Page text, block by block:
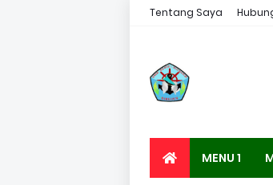
Tentang Saya
MENU 1